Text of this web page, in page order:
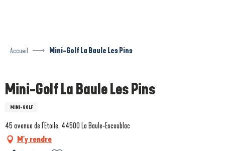
Accueil Mini-Golf La Baule Les Pins
Mini-Golf La Baule Les Pins
MINI-GOLF
45 avenue de l'Etoile, 44500 La Baule-Escoublac
M'y rendre